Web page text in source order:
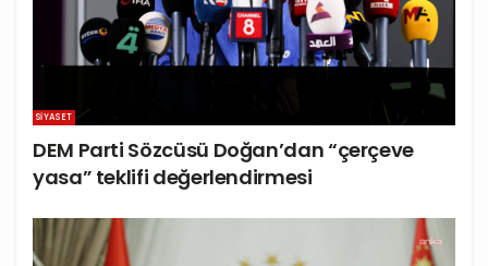
SIYASET
DEM Parti Sözcüsü Doğan’dan “çerçeve
yasa” teklifi değerlendirmesi